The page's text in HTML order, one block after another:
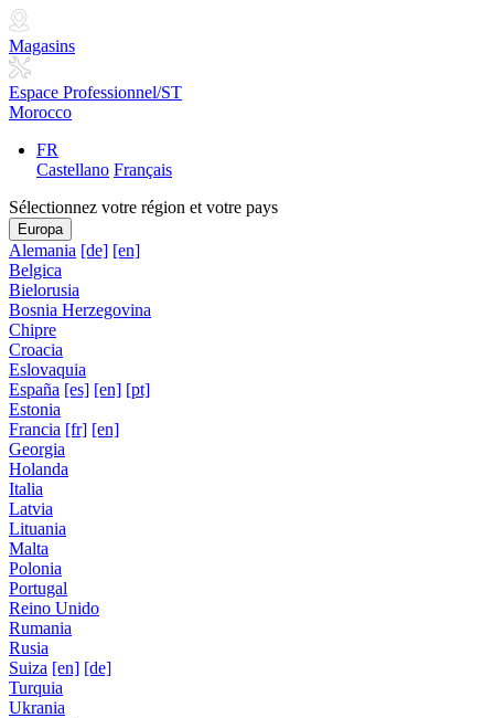
Magasins
Espace Professionnel/ST
Morocco
FR
Castellano Français
Sélectionnez votre région et votre pays
Europa
Alemania [de] [en]
Belgica
Bielorusia
Bosnia Herzegovina
Chipre
Croacia
Eslovaquia
España [es] [en] [pt]
Estonia
Francia [fr] [en]
Georgia
Holanda
Italia
Latvia
Lituania
Malta
Polonia
Portugal
Reino Unido
Rumania
Rusia
Suiza [en] [de]
Turquia
Ukrania